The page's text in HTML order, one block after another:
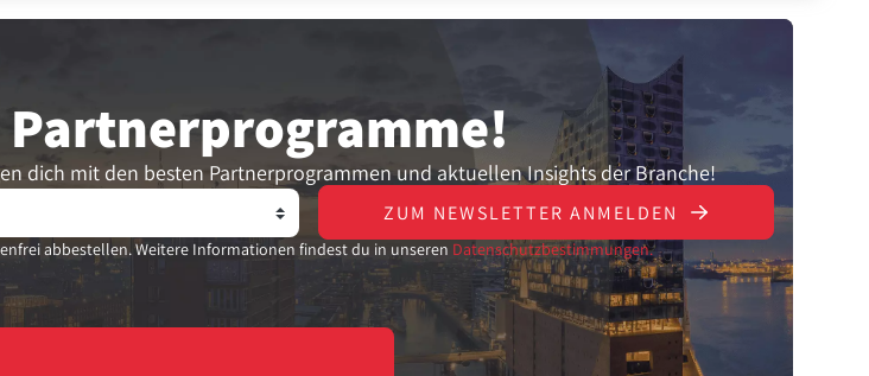
Partner­programme!
dich mit den besten Partnerprogrammen und aktuellen Insights der Branche!
ZUM NEWSLETTER ANMELDEN
abbestellen. Weitere Informationen findest du in unseren Datenschutzbestimmungen.